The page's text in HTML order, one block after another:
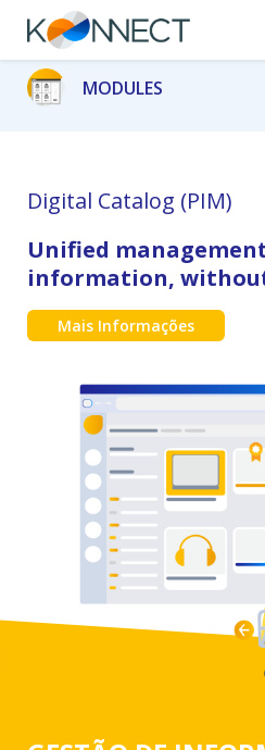
MODULES
Digital Catalog (PIM)
Unified
information,
Mais Informações